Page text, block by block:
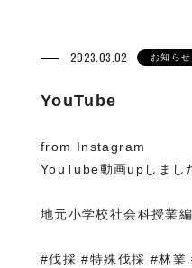
2023.03.02 お知らせ
YouTube
from Instagram
YouTube動画upしまし
地元小学校社会科授業
#伐採 #特殊伐採 #林